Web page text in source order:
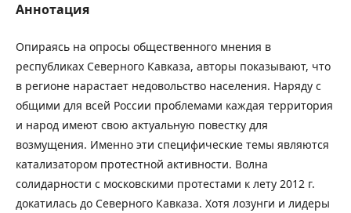
Аннотация
Опираясь на опросы общественного мнения в
республиках Северного Кавказа, авторы показывают, что
в регионе нарастает недовольство населения. Наряду с
общими для всей России проблемами каждая территория
и народ имеют свою актуальную повестку для
возмущения. Именно эти специфические темы являются
катализатором протестной активности. Волна
солидарности с московскими протестами к лету 2012 г.
докатилась до Северного Кавказа. Хотя лозунги и лидеры